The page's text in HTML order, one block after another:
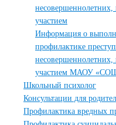
участием
Информация о
профилактике
участием МАОУ
Школьный психолог
Консультации для
Профилактика вредных